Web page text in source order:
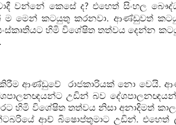
වන්නේ කෙසේ ද? එහෙත් සිංහල
මෙන් කටයුතු කරනවා. ආණ්ඩුවත්
හිමි විශේෂිත තත්වය දෙන්න
කිරීම ආණ්ඩුවේ
රාජකාරියක් නො වෙයි.
උඩින් බව
හිමි විශේෂිත තත්වය නිසා අනාදිමත්
ආච් බිෂොප්තුමාට උඩින්. එහෙත්